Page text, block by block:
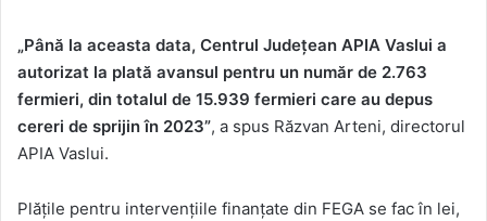
„Până la aceasta data, Centrul Judeţean APIA Vaslui a
autorizat la plată avansul pentru un număr de 2.763
fermieri, din totalul de 15.939 fermieri care au depus
cereri de sprijin în 2023”, a spus Răzvan Arteni, directorul
APIA Vaslui.
Plăţile pentru intervenţiile finanţate din FEGA se fac în lei,